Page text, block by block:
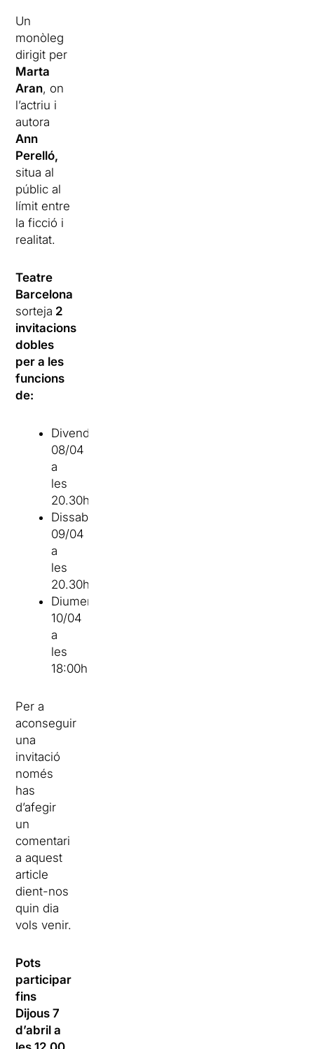
Un
monòleg
dirigit per
Marta
Aran, on
l’actriu i
autora
Ann
Perelló,
situa al
públic al
límit entre
la ficció i
realitat.
Teatre
Barcelona
sorteja 2
invitacions
dobles
per a les
funcions
de:
Divendres
08/04
a
les
20.30h
Dissabte
09/04
a
les
20.30h
Diumenge
10/04
a
les
18:00h
Per a
aconseguir
una
invitació
només
has
d’afegir
un
comentari
a aquest
article
dient-nos
quin dia
vols venir.
Pots
participar
fins
Dijous 7
d’abril a